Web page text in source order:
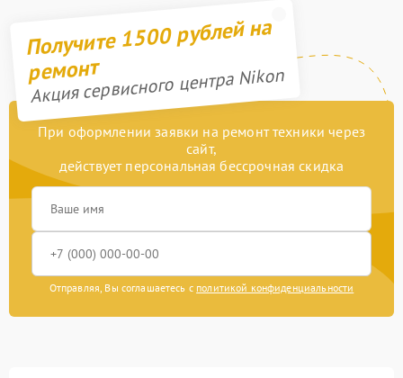
Получите 1500 рублей на
ремонт
Акция сервисного центра Nikon
При оформлении заявки на ремонт техники через
сайт,
действует персональная бессрочная скидка
Отправляя, Вы соглашаетесь с политикой конфиденциальности